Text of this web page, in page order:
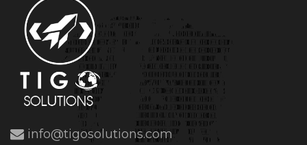
info@tigosolutions.com